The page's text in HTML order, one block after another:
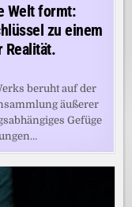
Welt formt:
zu einem
Realität.
beruht auf der
äußerer
Gefüge